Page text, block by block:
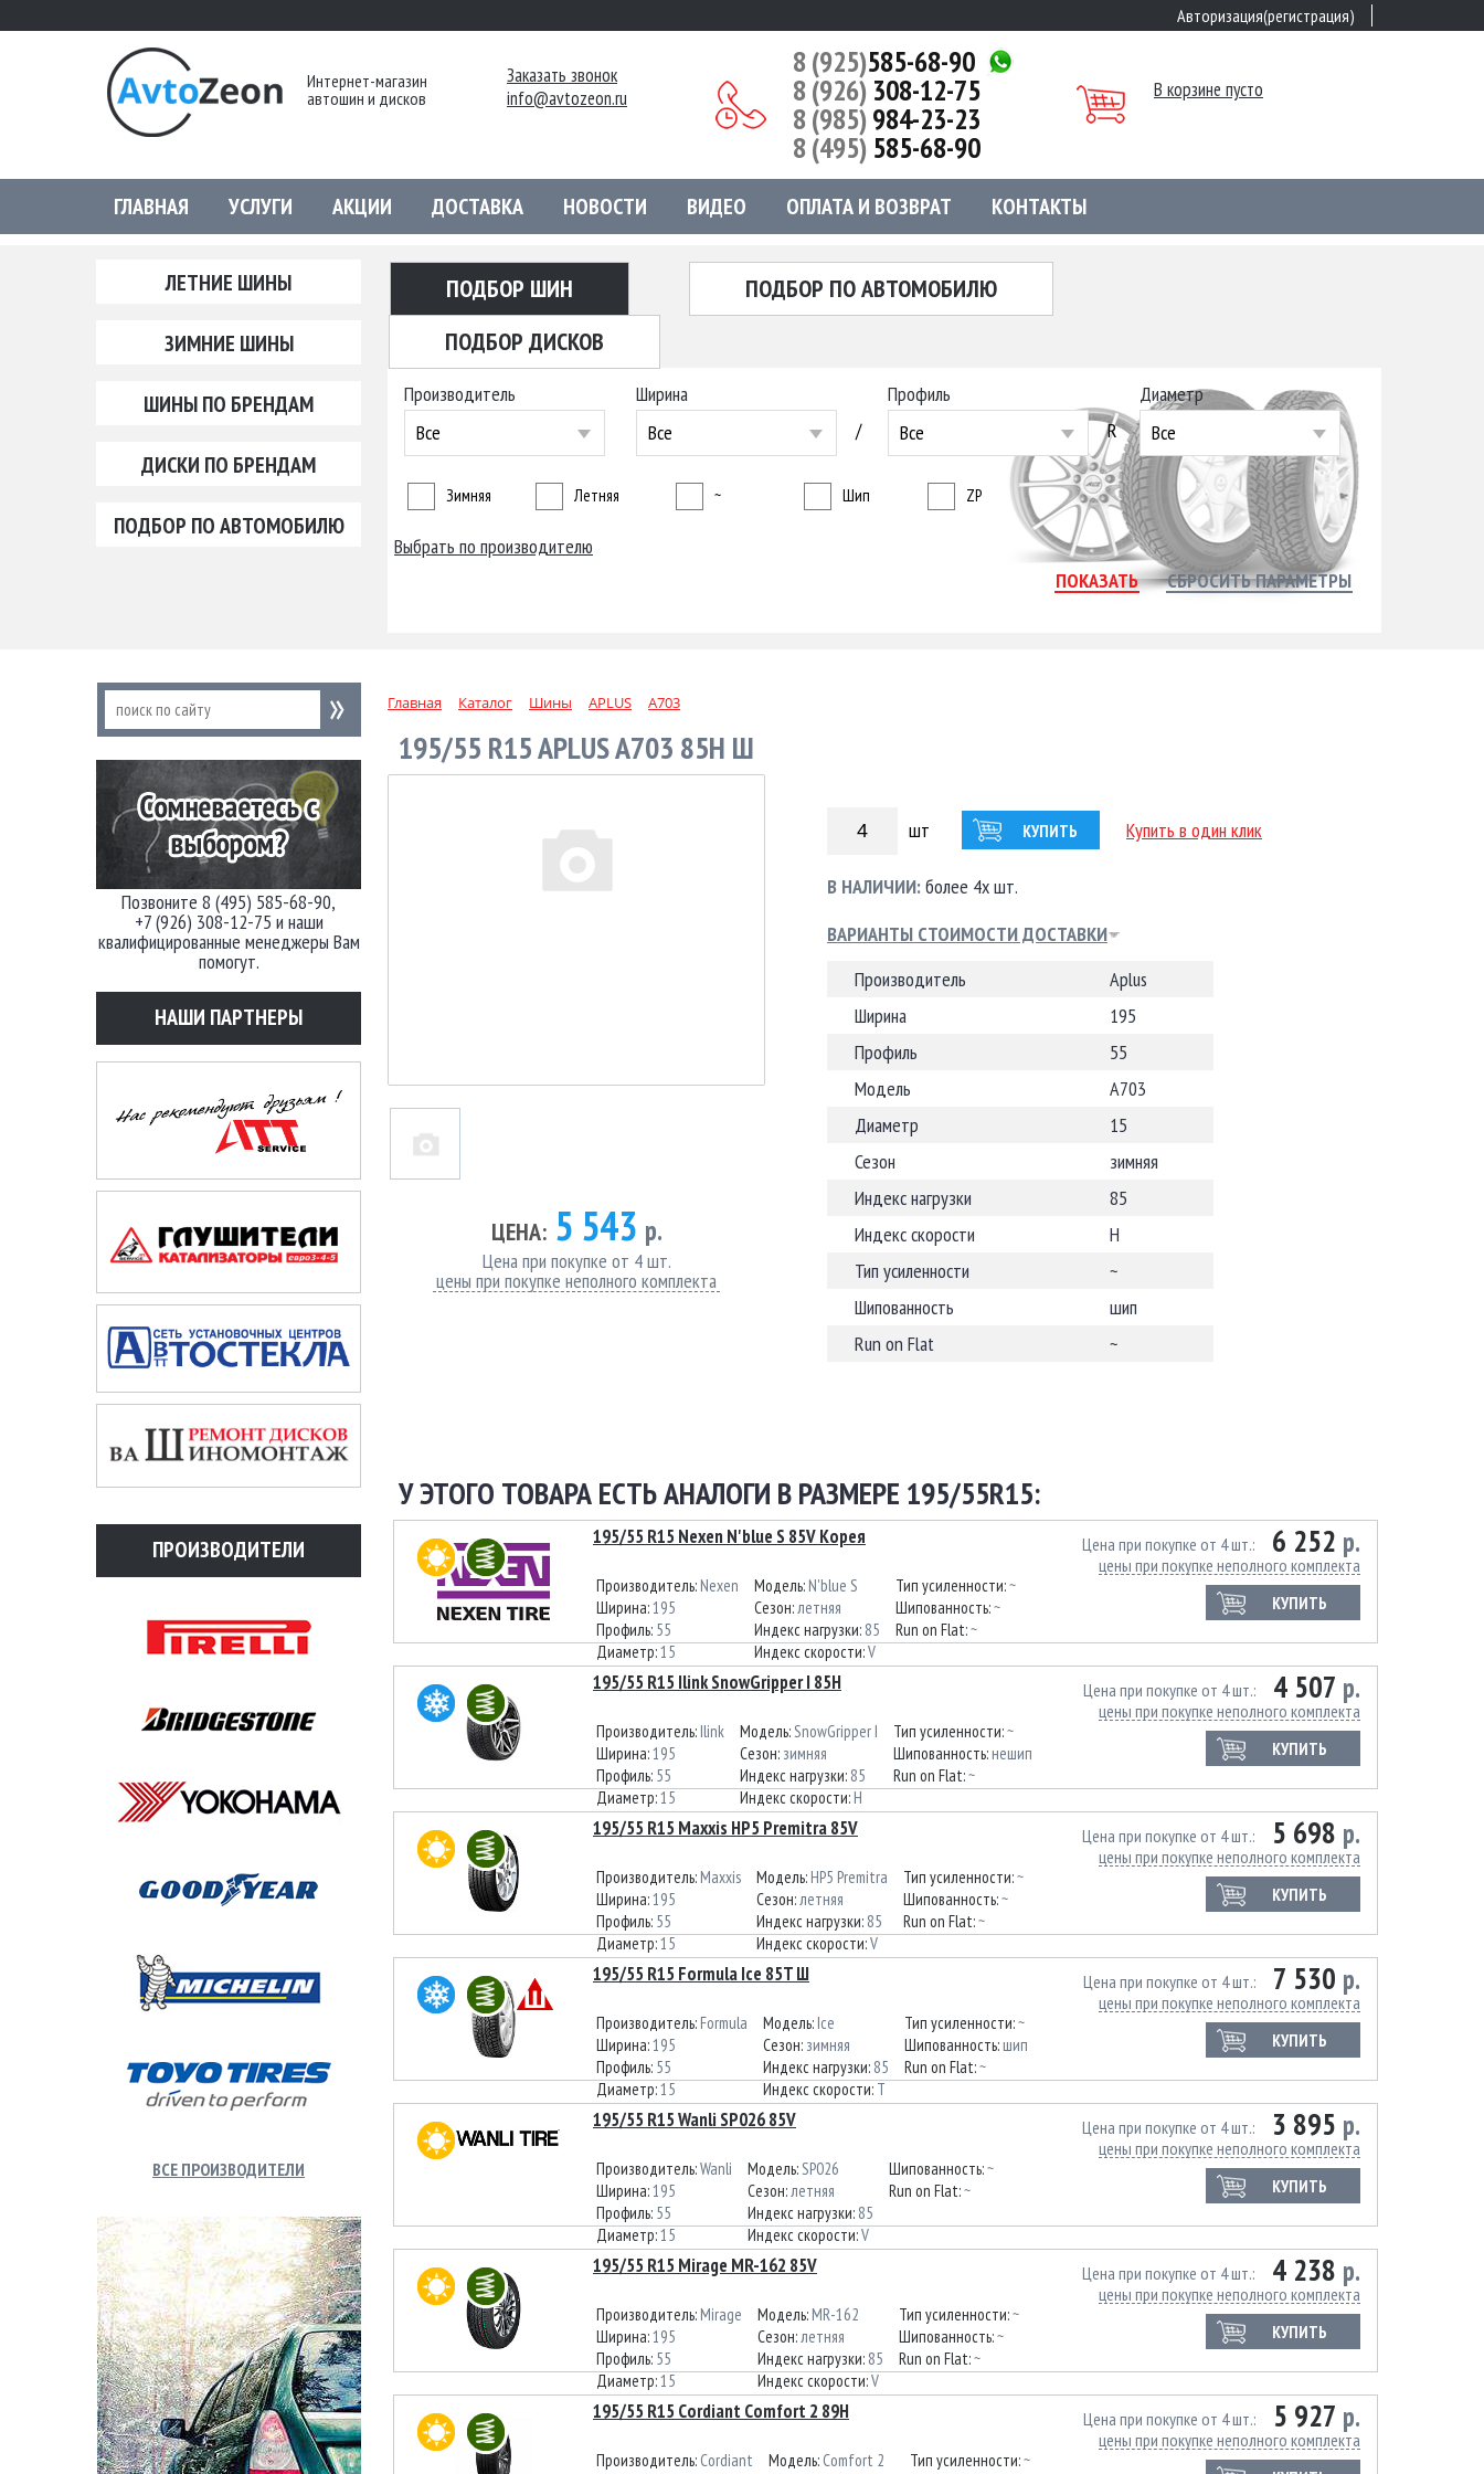
Авторизация(регистрация)
Интернет-магазин
автошин и дисков
Заказать звонок
info@avtozeon.ru
8 (925)585-68-90
8 (926) 308-12-75
8 (985)984-23-23
8 (495) 585-68-90
В корзине пусто
ГЛАВНАЯ УСЛУГИ АКЦИИ ДОСТАВКА НОВОСТИ ВИДЕО ОПЛАТА И ВОЗВРАТ КОНТАКТЫ
ЛЕТНИЕ ШИНЫ
ЗИМНИЕ ШИНЫ
ШИНЫ ПО БРЕНДАМ
ДИСКИ ПО БРЕНДАМ
ПОДБОР ПО АВТОМОБИЛЮ
ПОДБОР ШИН
ПОДБОР ПО АВТОМОБИЛЮ
ПОДБОР ДИСКОВ
Производитель
Все
Ширина
Все
/
Профиль
Все
R
Диаметр
Все
Зимняя Летняя ~ Шип ZP
Выбрать по производителю
Позвоните 8 (495) 585-68-90,
+7 (926) 308-12-75 и наши
квалифицированные менеджеры Вам
помогут.
НАШИ ПАРТНЕРЫ
ПРОИЗВОДИТЕЛИ
ВСЕ ПРОИЗВОДИТЕЛИ
Главная Каталог Шины APLUS A703
195/55 R15 APLUS A703 85H Ш
ЦЕНА:5 543 р.
Цена при покупке от 4 шт.
цены при покупке неполного комплекта
шт КУПИТЬ Купить в один клик
В НАЛИЧИИ:более 4х шт.
ВАРИАНТЫ СТОИМОСТИ ДОСТАВКИ
Производитель
Aplus
Ширина
195
Профиль
55
Модель
A703
Диаметр
15
Сезон
зимняя
Индекс нагрузки
85
Индекс скорости
H
Тип усиленности
~
Шипованность
шип
Run on Flat
~
У ЭТОГО ТОВАРА ЕСТЬ АНАЛОГИ В РАЗМЕРЕ 195/55R15:
195/55 R15 Nexen N'blue S 85V Корея 6 252 р.
Цена при покупке от 4 шт.
цены при покупке неполного комплекта
КУПИТЬ
Производитель: Nexen
Ширина:195
Профиль: 55
Диаметр:15
Модель: N'blue S
Сезон:летняя
Индекс нагрузки: 85
Индекс скорости:V
Тип усиленности:~
Шипованность:~
Run on Flat:~
195/55 R15 Ilink SnowGripper I 85H 4 507 р.
Цена при покупке от 4 шт.
цены при покупке неполного комплекта
КУПИТЬ
Производитель: Ilink
Ширина:195
Профиль: 55
Диаметр:15
Модель:SnowGripper I
Сезон: зимняя
Индекс нагрузки: 85
Индекс скорости: H
Тип усиленности:~
Шипованность: нешип
Run on Flat:~
195/55 R15 Maxxis HP5 Premitra 85V 5 698 р.
Цена при покупке от 4 шт.
цены при покупке неполного комплекта
КУПИТЬ
Производитель: Maxxis
Ширина:195
Профиль: 55
Диаметр:15
Модель: HP5 Premitra
Сезон:летняя
Индекс нагрузки: 85
Индекс скорости:V
Тип усиленности:~
Шипованность:~
Run on Flat:~
195/55 R15 Formula Ice 85T Ш 7 530 р.
Цена при покупке от 4 шт.
цены при покупке неполного комплекта
КУПИТЬ
Производитель: Formula
Ширина:195
Профиль: 55
Диаметр:15
Модель: Ice
Сезон: зимняя
Индекс нагрузки: 85
Индекс скорости: T
Тип усиленности:~
Шипованность: шип
Run on Flat:~
195/55 R15 Wanli SP026 85V 3 895 р.
Цена при покупке от 4 шт.
цены при покупке неполного комплекта
КУПИТЬ
Производитель:Wanli
Ширина:195
Профиль: 55
Диаметр:15
Модель:SP026
Сезон:летняя
Индекс нагрузки: 85
Индекс скорости:V
Шипованность:~
Run on Flat:~
195/55 R15 Mirage MR-162 85V 4 238 р.
Цена при покупке от 4 шт.
цены при покупке неполного комплекта
КУПИТЬ
Производитель: Mirage
Ширина:195
Профиль: 55
Диаметр:15
Модель: MR-162
Сезон:летняя
Индекс нагрузки: 85
Индекс скорости:V
Тип усиленности:~
Шипованность:~
Run on Flat:~
195/55 R15 Cordiant Comfort 2 89H 5 927 р.
Цена при покупке от 4 шт.
цены при покупке неполного комплекта
Производитель: Cordiant
Модель: Comfort 2
Тип усиленности:~